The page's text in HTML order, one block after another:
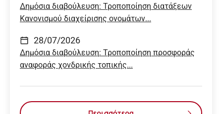
Δημόσια διαβούλευση: Τροποποίηση διατάξεων
Κανονισμού διαχείρισης ονομάτων...
28/07/2026
Δημόσια διαβούλευση: Τροποποίηση προσφοράς
αναφοράς χονδρικής τοπικής...